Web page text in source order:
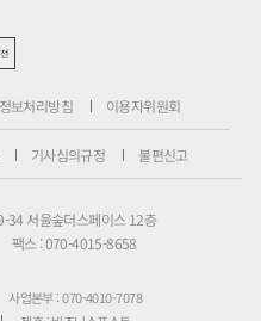
보처리방침 이용자위원회
기사심의규정 불편신고
34 서울숲더스페이스 12층
팩스 : 070-4015-8658
사업본부 : 070-4010-7078